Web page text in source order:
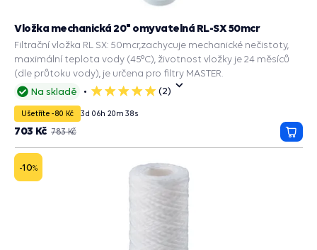
Na skladě
5
(2)
Vložka mechanická 20" omyvatelná RL-SX 50mcr
Filtrační vložka RL SX: 50mcr,zachycuje mechanické nečistoty,
maximální teplota vody (45°C), životnost vložky je 24 měsíců
(dle průtoku vody), je určena pro filtry MASTER.
Ušetříte -80 Kč 3d 06h 20m 37s
783 Kč
703 Kč
do
-10%